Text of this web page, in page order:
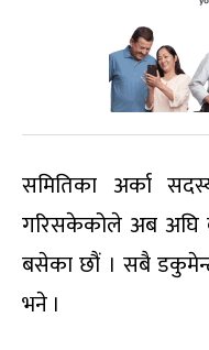
समितिका अर्का
गरिसकेकोले अब अघि
बसेका छौं । सबै
भने ।